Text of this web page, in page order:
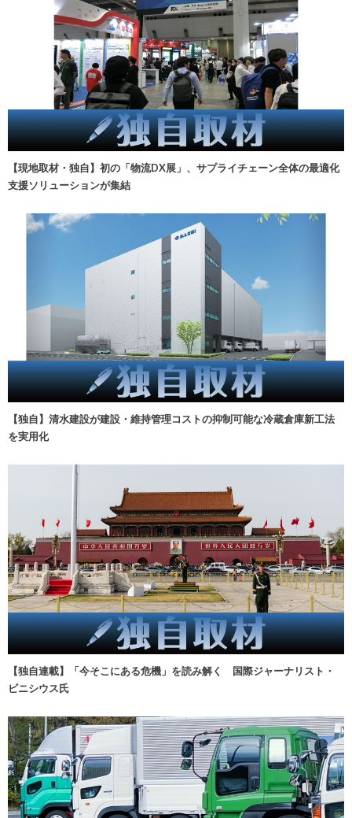
【現地取材・独自】初の「物流DX展」、サプライチェーン全体の最適化
支援ソリューションが集結
【独自】清水建設が建設・維持管理コストの抑制可能な冷蔵倉庫新工法
を実用化
【独自連載】「今そこにある危機」を読み解く 国際ジャーナリスト・
ビニシウス氏